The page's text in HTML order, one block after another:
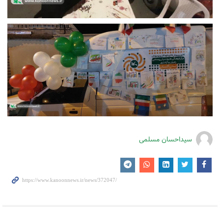
سیداحسان مسلمی